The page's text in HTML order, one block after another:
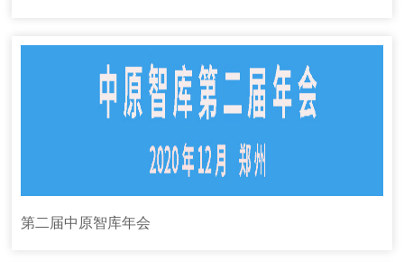
第二届中原智库年会